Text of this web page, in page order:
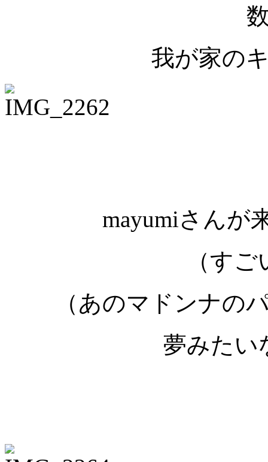
我が家の
mayumiさんが
（す
（あのマドンナの
夢みたい